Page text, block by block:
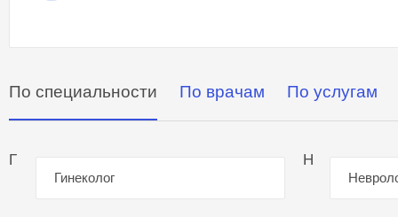
По специальности По врачам По услугам
Г
Гинеколог
Н